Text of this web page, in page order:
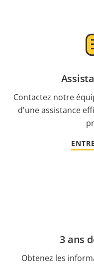
Contactez notre
d'une assistance
3 ans
Obtenez les